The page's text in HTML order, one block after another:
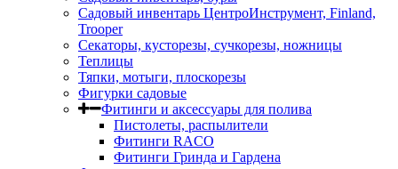
Садовый инвентарь ЦентроИнструмент, Finland,
Trooper
Секаторы, кусторезы, сучкорезы, ножницы
Теплицы
Тяпки, мотыги, плоскорезы
Фигурки садовые
Фитинги и аксессуары для полива
Пистолеты, распылители
Фитинги RACO
Фитинги Гринда и Гардена